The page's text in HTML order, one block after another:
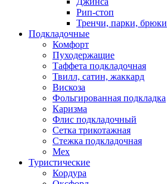
Рип-стоп
Тренчи, парки, брюки
Подкладочные
Комфорт
Пуходержащие
Таффета подкладочная
Твилл, сатин, жаккард
Вискоза
Фольгированная подкладка
Каризма
Флис подкладочный
Сетка трикотажная
Стежка подкладочная
Мех
Туристические
Кордура